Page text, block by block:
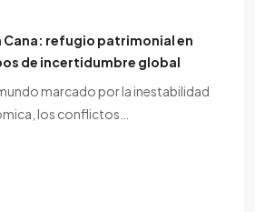
Cana: refugio patrimonial en
de incertidumbre global
marcado por la inestabilidad
los conflictos…